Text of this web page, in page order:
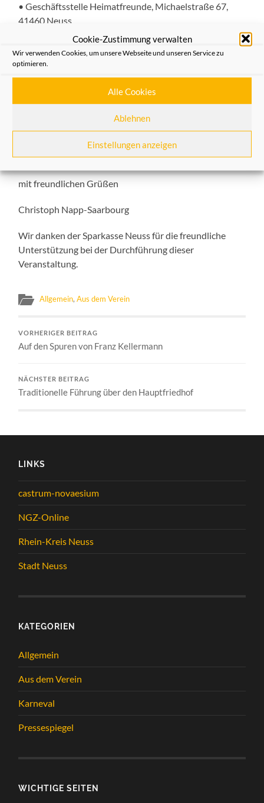
Cookie-Zustimmung verwalten
Wir verwenden Cookies, um unsere Webseite und unseren Service zu
optimieren.
Alle Cookies
Ablehnen
Einstellungen anzeigen
• Geschäftsstelle Heimatfreunde, Michaelstraße 67,
41460 Neuss
• Einhorn-Apotheke, Herrn Christoph Napp-Saarbourg,
Büchel 21, 41460 Neuss
der Anmeldung zu entrichten. Für Nichtmitglieder
beträgt der Beitrag 15,00 €. Die Eintrittskarten werden
ab der zweiten Novemberwoche verfügbar sein.
Wir freuen uns schon jetzt auf einen schönen
gemeinsamen Abend und verbleiben für heute
mit freundlichen Grüßen
Christoph Napp-Saarbourg
Wir danken der Sparkasse Neuss für die freundliche
Unterstützung bei der Durchführung dieser
Veranstaltung.
Allgemein,Aus dem Verein
VORHERIGER BEITRAG
Auf den Spuren von Franz Kellermann
NÄCHSTER BEITRAG
Traditionelle Führung über den Hauptfriedhof
LINKS
castrum-novaesium
NGZ-Online
Rhein-Kreis Neuss
Stadt Neuss
KATEGORIEN
Allgemein
Aus dem Verein
Karneval
Pressespiegel
WICHTIGE SEITEN